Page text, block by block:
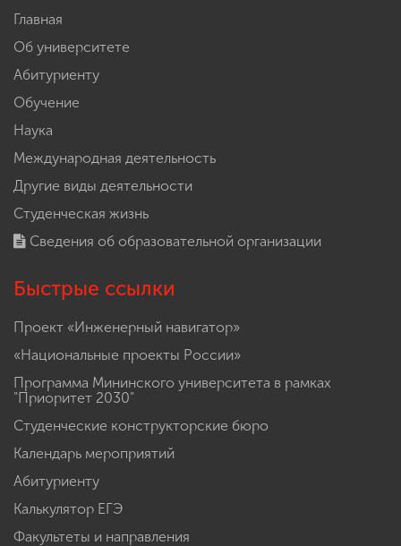
Главная
Об университете
Абитуриенту
Обучение
Наука
Международная деятельность
Другие виды деятельности
Студенческая жизнь
Сведения об образовательной организации
Быстрые ссылки
Проект «Инженерный навигатор»
«Национальные проекты России»
Программа Мининского университета в рамках
"Приоритет 2030"
Студенческие конструкторские бюро
Календарь мероприятий
Абитуриенту
Калькулятор ЕГЭ
Факультеты и направления